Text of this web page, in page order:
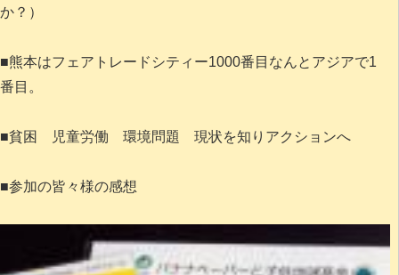
か？）
■熊本はフェアトレードシティー1000番目なんとアジアで1
番目。
■貧困 児童労働 環境問題 現状を知りアクションへ
■参加の皆々様の感想